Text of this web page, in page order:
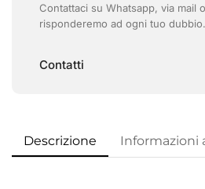
Contattaci su Whatsapp, via mail
risponderemo ad ogni tuo dubbio.
Contatti
Descrizione Informazioni